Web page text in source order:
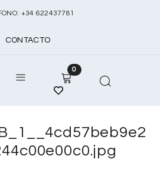
+34 622437781
CONTACTO
0